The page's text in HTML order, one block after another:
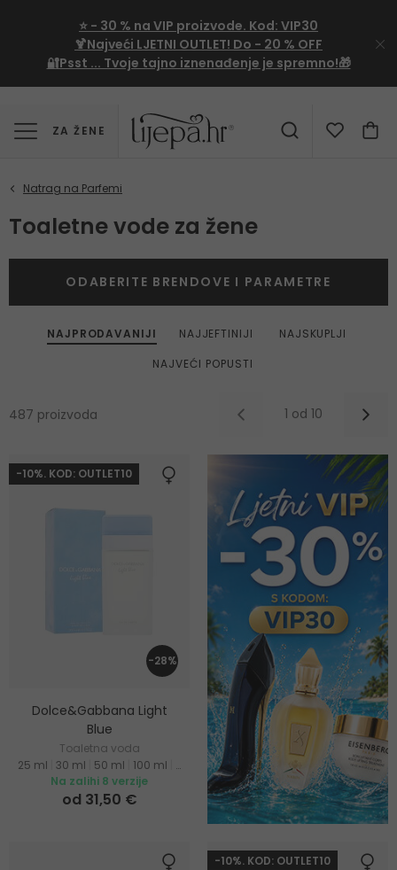
⭐ - 30 % na VIP proizvode. Kod: VIP30
🍹Najveći LJETNI OUTLET! Do - 20 % OFF
🔐Psst ... Tvoje tajno iznenađenje je spremno!🎁
ZA ŽENE
Toaletne vode za žene
NAJPRODAVANIJI NAJJEFTINIJI
NAJSKUPLJI
NAJVEĆI POPUSTI
487 proizvoda 1 od 10
ODABERITE BRENDOVE I PARAMETRE
-10%. KOD: OUTLET10
-28%
Dolce&Gabbana Light
Blue
Toaletna voda
25 ml 30 ml 50 ml 100 ml
200 ml
Na zalihi 8 verzije
od 31,50 €
-10%. KOD: OUTLET10